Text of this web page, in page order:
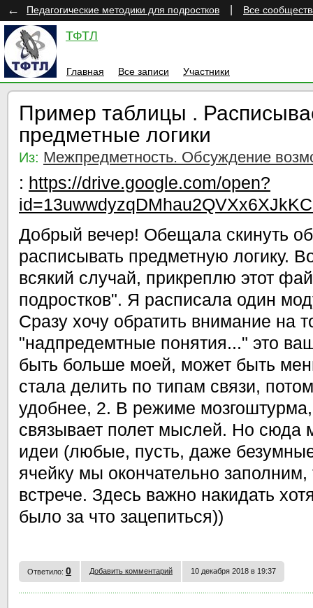
← Педагогические методики для подростков Все
ТФТЛ
Главная Все записи Участники
Пример таблицы .
предметные логики
Из: Межпредметность. Обсуждение
: https://drive.google.com/open?
Добрый вечер! Обещала скинуть
расписывать предметную логику.
всякий случай, прикреплю этот
подростков". Я расписала один
Сразу хочу обратить внимание на
"надпредемтные понятия..." это
быть больше моей, может быть
стала делить по типам связи,
удобнее, 2. В режиме
связывает полет мыслей. Но сюда
идеи (любые, пусть, даже
ячейку мы окончательно
встрече. Здесь важно накидать
было за что зацепиться))
Ответило: 0 Добавить комментарий 10 декабря 2018 в 19:37